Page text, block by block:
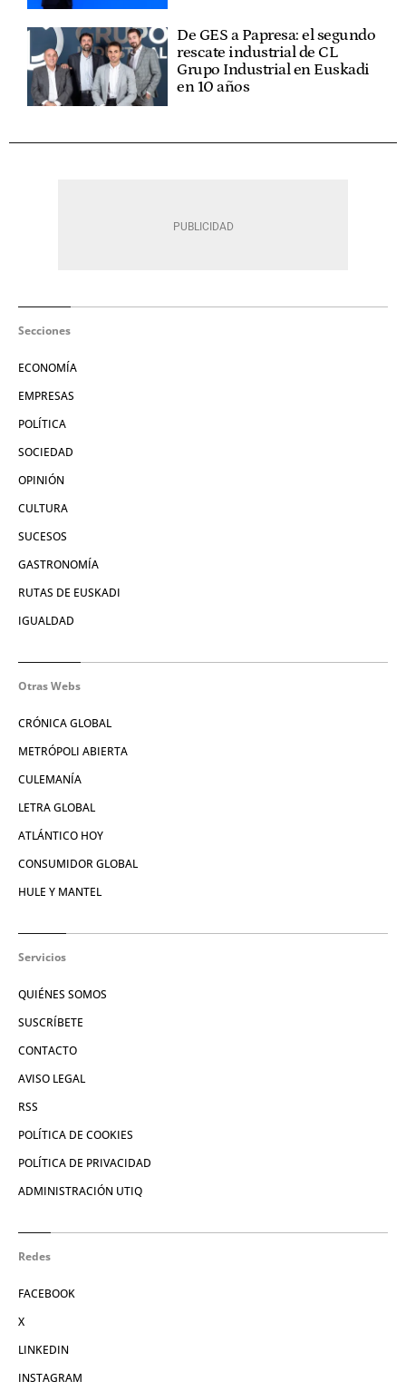
De GES a Papresa: el segundo
rescate industrial de CL
Grupo Industrial en Euskadi
en 10 años
Secciones
ECONOMÍA
EMPRESAS
POLÍTICA
SOCIEDAD
OPINIÓN
CULTURA
SUCESOS
GASTRONOMÍA
RUTAS DE EUSKADI
IGUALDAD
Otras Webs
CRÓNICA GLOBAL
METRÓPOLI ABIERTA
CULEMANÍA
LETRA GLOBAL
ATLÁNTICO HOY
CONSUMIDOR GLOBAL
HULE Y MANTEL
Servicios
QUIÉNES SOMOS
SUSCRÍBETE
CONTACTO
AVISO LEGAL
RSS
POLÍTICA DE COOKIES
POLÍTICA DE PRIVACIDAD
ADMINISTRACIÓN UTIQ
Redes
FACEBOOK
X
LINKEDIN
INSTAGRAM